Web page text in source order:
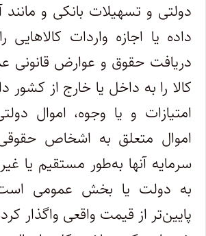
دولتی و تسهیلات بانکی و
داده یا اجازه واردات کالاهایی
دریافت حقوق و عوارض قانونی
کالا را به داخل یا خارج از کشور
امتیازات و یا وجوه، اموال
اموال متعلق به اشخاص
سرمایه آنها به‌‌طور مستقیم یا
به دولت یا بخش عمومی
پایین‌تر از قیمت واقعی واگذار